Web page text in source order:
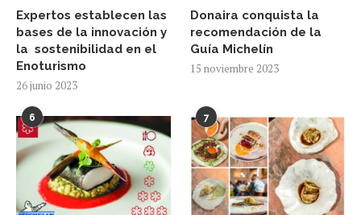
Expertos establecen las
bases de la innovación y
la sostenibilidad en el
Enoturismo
26 junio 2023
Donaira conquista la
recomendación de la
Guía Michelín
15 noviembre 2023
6 7